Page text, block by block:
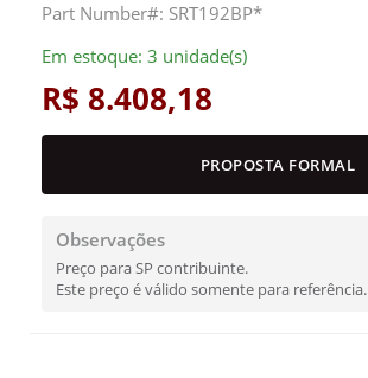
Part Number#: SRT192BP*
Em estoque: 3 unidade(s)
R$ 8.408,18
PROPOSTA FORMAL
Observações
Preço para SP contribuinte.
Este preço é válido somente para referência.